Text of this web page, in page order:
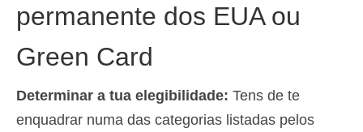
Español(Espanhol)
Svenska (Sueco
permanente dos EUA ou
Green Card
Determinar a tua elegibilidade: Tens de te
enquadrar numa das categorias listadas pelos